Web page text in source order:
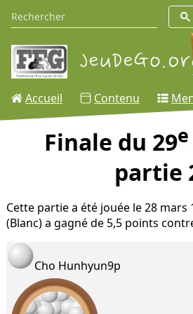
Accueil Contenu
Finale du 29e
partie
Cette partie a été jouée le 28 mars
(Blanc) a gagné de 5,5 points
Cho Hunhyun9p